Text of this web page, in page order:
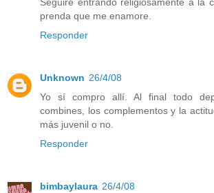
prenda que me enamore.
Responder
Unknown 26/4/08
Yo sí compro allí. Al final todo
combines, los complementos y la
más juvenil o no.
Responder
bimbaylaura 26/4/08